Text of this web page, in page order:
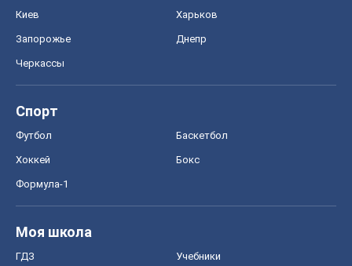
Киев Харьков
Запорожье Днепр
Черкассы
Спорт
Футбол Баскетбол
Хоккей Бокс
Формула-1
Моя школа
ГДЗ Учебники